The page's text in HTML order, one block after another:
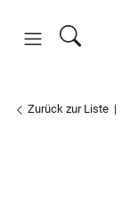
Zurück zur Liste